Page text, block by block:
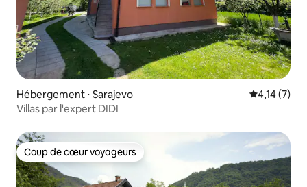
Hébergement ⋅ Sarajevo Évaluation
4,14 (7)
Villas par l'expert DIDI
Coup de cœur voyageurs
Coup de cœur voyageurs